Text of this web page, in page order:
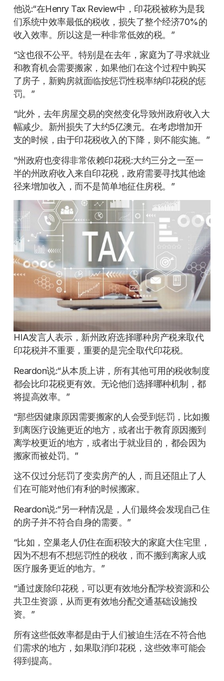
他说:“在Henry Tax Review中，印花税被称为是我
们系统中效率最低的税收，损失了整个经济70%的
收入效率。所以这是一种非常低效的税。”
“这也很不公平。特别是在去年，家庭为了寻求就业
和教育机会需要搬家，如果他们在这个过程中购买
了房子，新购房就面临按惩罚性税率纳印花税的惩
罚。”
“此外，去年房屋交易的突然变化导致州政府收入大
幅减少。新州损失了大约5亿澳元。在考虑增加开
支的时候，由于印花税收入的下降，则不能实施。”
“州政府也变得非常依赖印花税:大约三分之一至一
半的州政府收入来自印花税，政府需要寻找其他途
径来增加收入，而不是简单地征住房税。”
HIA发言人表示，新州政府选择哪种房产税来取代
印花税并不重要，重要的是完全取代印花税。
Reardon说:“从本质上讲，所有其他可用的税收制度
都会比印花税更有效。无论他们选择哪种机制，都
将提高效率。”
“那些因健康原因需要搬家的人会受到惩罚，比如搬
到离医疗设施更近的地方，或者出于教育原因搬到
离学校更近的地方，或者出于就业目的，都会因为
搬家而被处罚。”
这不仅过分惩罚了变卖房产的人，而且还阻止了人
们在可能对他们有利的时候搬家。
Reardon说:“另一种情况是，人们最终会发现自己住
的房子并不符合自身的需要。”
“比如，空巢老人仍住在面积较大的家庭大住宅里，
因为不想有不想惩罚性的税收，而不搬到离家人或
医疗服务更近的地方。”
“通过废除印花税，可以更有效地分配学校资源和公
共卫生资源，从而更有效地分配交通基础设施投
资。”
所有这些低效率都是由于人们被迫生活在不符合他
们需求的地方，如果取消印花税，这些效率可能会
得到提高。